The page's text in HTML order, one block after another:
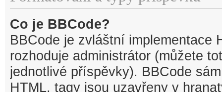
Co je BBCode?
BBCode je zvláštní implementace
rozhoduje administrátor (můžete
jednotlivé příspěvky). BBCode
HTML, tagy jsou uzavřeny v